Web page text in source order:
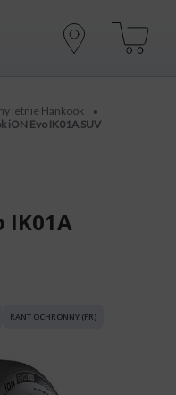
letnie Hankook •
iON Evo IK01A SUV
IK01A
RANT OCHRONNY (FR)